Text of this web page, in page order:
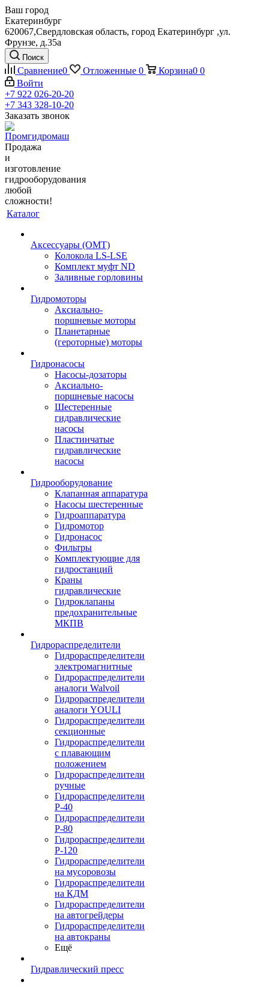
Ваш город
Екатеринбург
620067,Свердловская область, город Екатеринбург ,ул.
Фрунзе, д.35а
Поиск
Сравнение0 Отложенные 0 Корзина0 0
Войти
+7 922 026-20-20
+7 343 328-10-20
Заказать звонок
Продажа
и
изготовление
гидрооборудования
любой
сложности!
Каталог
Аксессуары (OMT)
Колокола LS-LSE
Комплект муфт ND
Заливные горловины
Гидромоторы
Аксиально-
поршневые моторы
Планетарные
(героторные) моторы
Гидронасосы
Насосы-дозаторы
Аксиально-
поршневые насосы
Шестеренные
гидравлические
насосы
Пластинчатые
гидравлические
насосы
Гидрооборудование
Клапанная аппаратура
Насосы шестеренные
Гидроаппаратура
Гидромотор
Гидронасос
Фильтры
Комплектующие для
гидростанций
Краны
гидравлические
Гидроклапаны
предохранительные
МКПВ
Гидрораспределители
Гидрораспределители
электромагнитные
Гидрораспределители
аналоги Walvoil
Гидрораспределители
аналоги YOULI
Гидрораспределители
секционные
Гидрораспределители
с плавающим
положением
Гидрораспределители
ручные
Гидрораспределители
Р-40
Гидрораспределители
Р-80
Гидрораспределители
Р-120
Гидрораспределители
на мусоровозы
Гидрораспределители
на КДМ
Гидрораспределители
на автогрейдеры
Гидрораспределители
на автокраны
Ещё
Гидравлический пресс